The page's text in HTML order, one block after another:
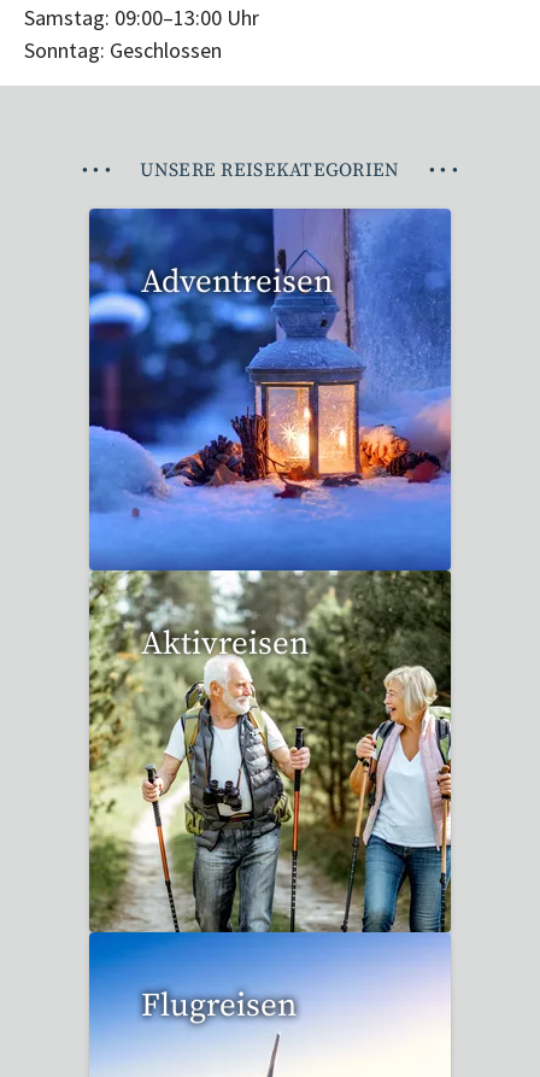
Samstag: 09:00–13:00 Uhr
Sonntag: Geschlossen
• • • UNSERE REISEKATEGORIEN • • •
Adventreisen
20 Reisen gefunden
Aktivreisen
1 Reise gefunden
Flugreisen